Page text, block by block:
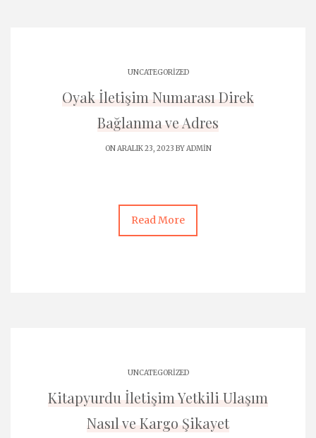
UNCATEGORIZED
Oyak İletişim Numarası Direk
Bağlanma ve Adres
ON ARALIK 23, 2023 BYADMIN
Read More
UNCATEGORIZED
Kitapyurdu İletişim Yetkili Ulaşım
Nasıl ve Kargo Şikayet